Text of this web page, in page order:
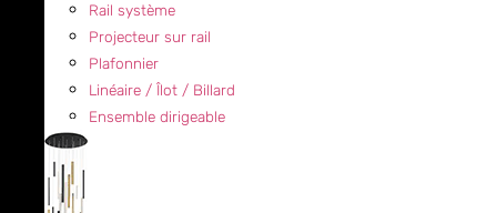
Rail système
Projecteur sur rail
Plafonnier
Linéaire / Îlot / Billard
Ensemble dirigeable